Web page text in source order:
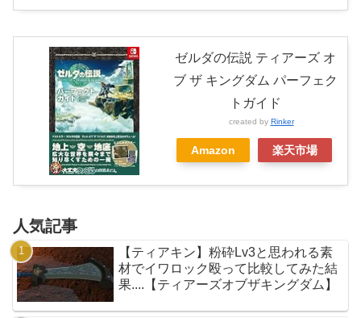
ゼルダの伝説 ティアーズ オ
ブ ザ キングダム パーフェク
トガイド
created by Rinker
Amazon 楽天市場
人気記事
【ティアキン】粉砕Lv3と思われる素
材でイワロック殴って比較してみた結
果....【ティアーズオブザキングダム】